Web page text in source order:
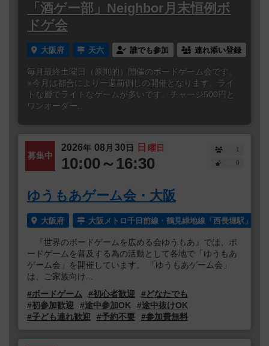
「酒ゲー部」Neighbor月末恒例ボ
ドゲ会
大阪府 天六 誰でも参加 連れ添い登録
毎月最終土曜日（原則的）開催のボードゲーム会です。
※今月は都合により一週前倒しの開催となります。ライ
トな層でライトなゲームが多いです。チャージ500円と
ワンオーダー...
募集中
2026年 08 月 30日 日 曜日
10:00～16:30
1
0
ゆうもあゲーム会・大阪
大阪府 大阪メトロ千日前線・鶴見緑地線「西長堀駅」よ
『世界のボードゲームを広める会ゆうもあ』では、ボ
ードゲームを普及する為の活動として各地で「ゆうもあ
ゲーム会」を開催しています。 「ゆうもあゲーム会」
は、ご家族向け...
#ボードゲーム
#初心者歓迎
#どなたでも
#初参加歓迎
#途中参加OK
#途中抜けOK
#子ども連れ歓迎
#予約不要 #参加費無料